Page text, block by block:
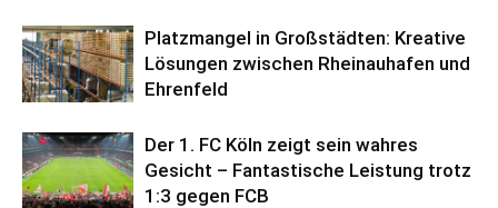
Platzmangel in Großstädten: Kreative
Lösungen zwischen Rheinauhafen und
Ehrenfeld
Der 1. FC Köln zeigt sein wahres
Gesicht – Fantastische Leistung trotz
1:3 gegen FCB